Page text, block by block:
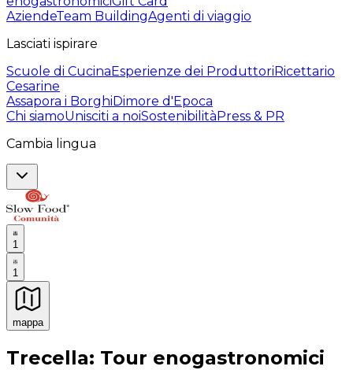
AziendeTeam BuildingAgenti di viaggio
Lasciati ispirare
Scuole di CucinaEsperienze dei ProduttoriRicettario
Cesarine
Assapora i BorghiDimore d'Epoca
Chi siamoUnisciti a noiSostenibilitàPress & PR
Cambia lingua
1
1
mappa
Esperienze culinarie indimenticabili: Esperienze
Trecella: Tour enogastronomici